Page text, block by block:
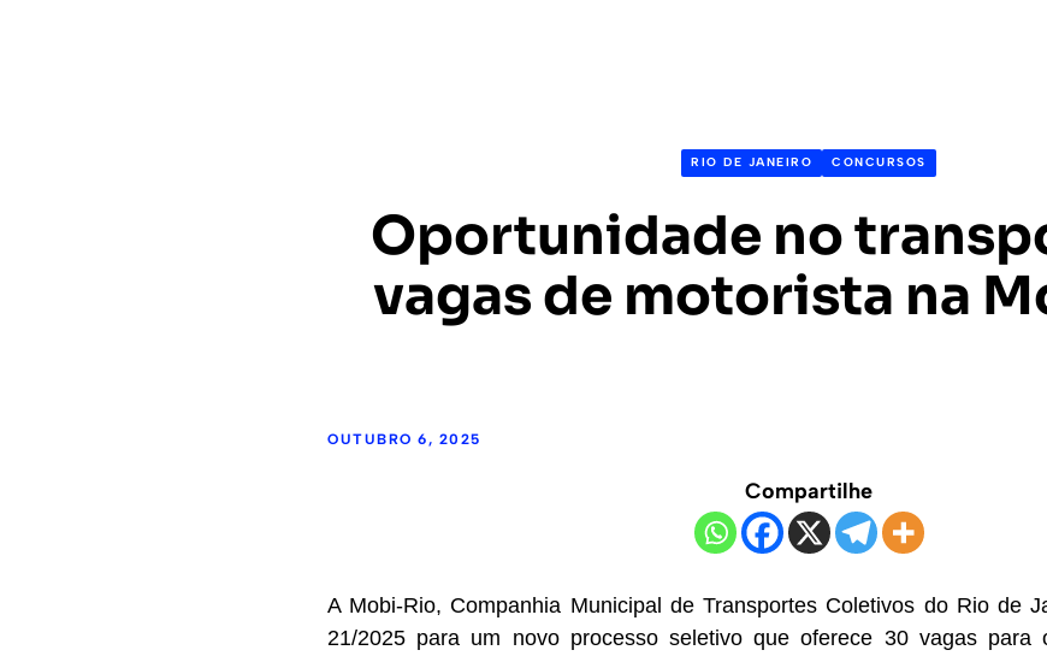
RIO DE JANEIRO CONCURSOS
Oportunidade no
vagas de motorista na
OUTUBRO 6, 2025
Compartilhe
A Mobi-Rio, Companhia Municipal de Transportes Coletivos do Rio de
21/2025 para um novo processo seletivo que oferece 30 vagas para